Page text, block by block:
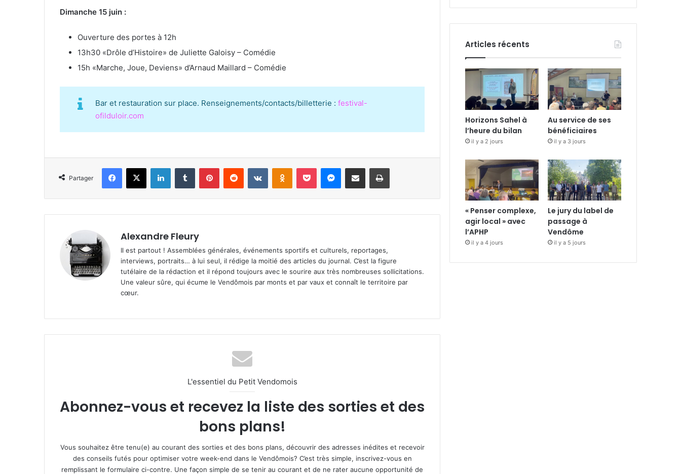
Dimanche 15 juin :
Ouverture des portes à 12h
13h30 «Drôle d’Histoire» de Juliette Galoisy – Comédie
15h «Marche, Joue, Deviens» d’Arnaud Maillard – Comédie
Bar et restauration sur place. Renseignements/contacts/billetterie : festival-
ofilduloir.com
Partager
Alexandre Fleury
Il est partout ! Assemblées générales, événements sportifs et culturels, reportages,
interviews, portraits… à lui seul, il rédige la moitié des articles du journal. C’est la figure
tutélaire de la rédaction et il répond toujours avec le sourire aux très nombreuses sollicitations.
Une valeur sûre, qui écume le Vendômois par monts et par vaux et connaît le territoire par
cœur.
L'essentiel du Petit Vendomois
Abonnez-vous et recevez la liste des sorties et des
bons plans!
Vous souhaitez être tenu(e) au courant des sorties et des bons plans, découvrir des adresses inédites et recevoir
des conseils futés pour optimiser votre week-end dans le Vendômois? C’est très simple, inscrivez-vous en
remplissant le formulaire ci-contre. Une façon simple de se tenir au courant et de ne rater aucune opportunité de
Articles récents
Horizons Sahel à
l’heure du bilan
il y a 2 jours
Au service de ses
bénéficiaires
il y a 3 jours
« Penser complexe,
agir local » avec
l’APHP
il y a 4 jours
Le jury du label de
passage à
Vendôme
il y a 5 jours